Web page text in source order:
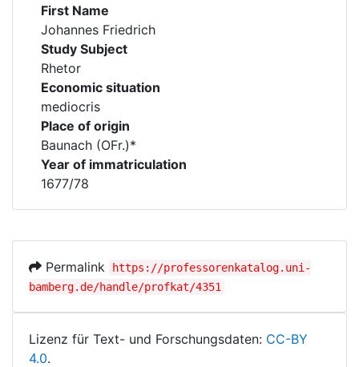
First Name
Johannes Friedrich
Study Subject
Rhetor
Economic situation
mediocris
Place of origin
Baunach (OFr.)*
Year of immatriculation
1677/78
Permalink
https://professorenkatalog.uni-
bamberg.de/handle/profkat/4351
Lizenz für Text- und Forschungsdaten: CC-BY
4.0.